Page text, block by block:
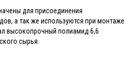
для присоединения
а так же используются при монтаже
высокопрочный полиамид 6,6
сырья.